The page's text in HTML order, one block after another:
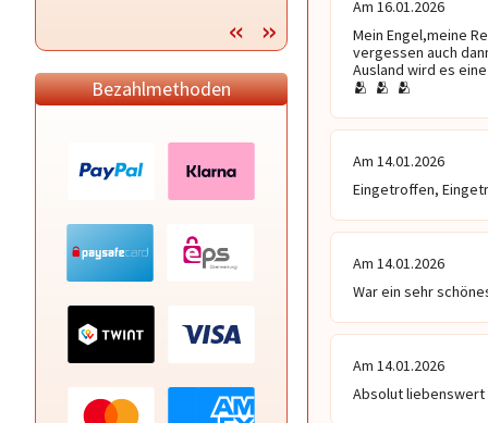
Kurzlegungen. Suche nach
verlorenen Gegenständen.
Bezahlmethoden
Am 16.01.2026
Mein Engel,meine
vergessen auch
Ausland wird es
🫂  🫂  🫂
Am 14.01.2026
Eingetroffen,
Am 14.01.2026
War ein sehr
Am 14.01.2026
Absolut